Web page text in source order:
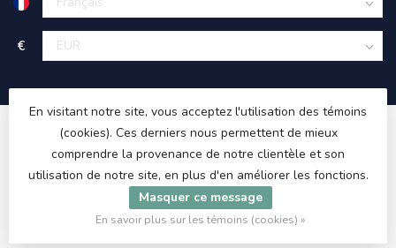
€
© Copyright 2026 ET48.com
En visitant notre site, vous acceptez l'utilisation des témoins
(cookies). Ces derniers nous permettent de mieux
comprendre la provenance de notre clientèle et son
utilisation de notre site, en plus d'en améliorer les fonctions.
Masquer ce message
En savoir plus sur les témoins (cookies) »